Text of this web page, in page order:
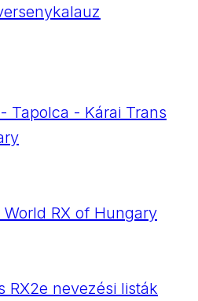
Tapolca - Kárai Trans
RX of Hungary
RX2e nevezési listák